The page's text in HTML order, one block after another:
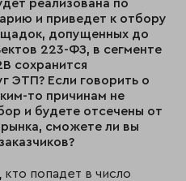
реализована по
и приведет к отбору
допущенных до
223-ФЗ, в сегменте
B сохранится
ЭТП? Если говорить о
то причинам не
и будете отсечены от
сможете ли вы
кто попадет в число